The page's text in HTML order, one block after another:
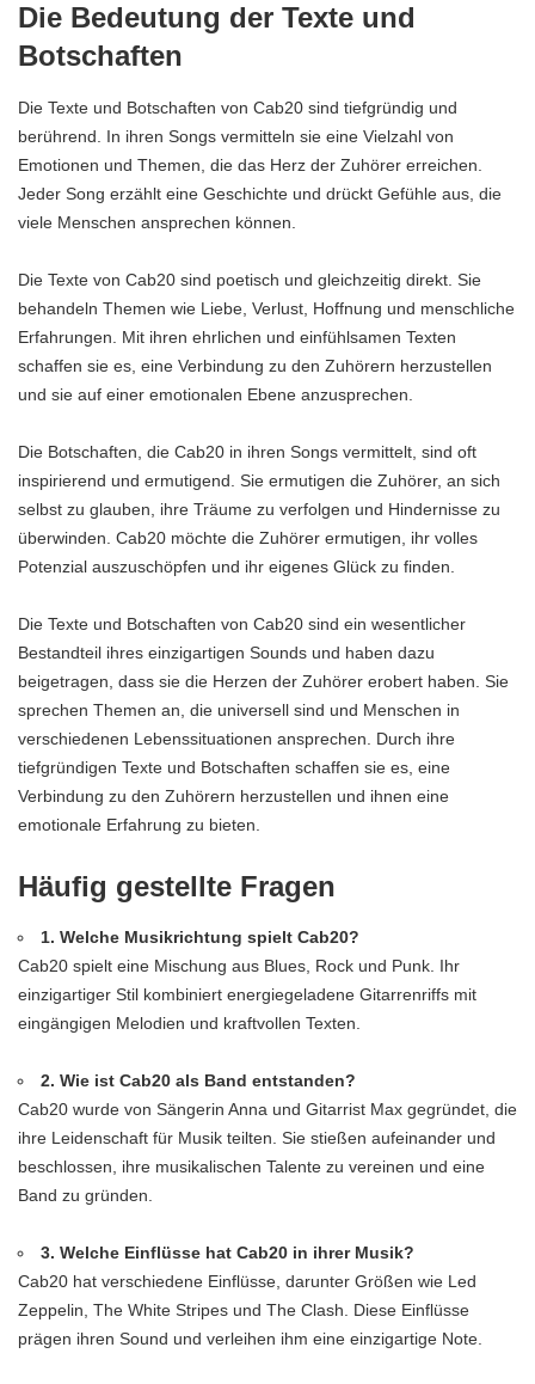
Die Bedeutung der Texte und
Botschaften
Die Texte und Botschaften von Cab20 sind tiefgründig und
berührend. In ihren Songs vermitteln sie eine Vielzahl von
Emotionen und Themen, die das Herz der Zuhörer erreichen.
Jeder Song erzählt eine Geschichte und drückt Gefühle aus, die
viele Menschen ansprechen können.
Die Texte von Cab20 sind poetisch und gleichzeitig direkt. Sie
behandeln Themen wie Liebe, Verlust, Hoffnung und menschliche
Erfahrungen. Mit ihren ehrlichen und einfühlsamen Texten
schaffen sie es, eine Verbindung zu den Zuhörern herzustellen
und sie auf einer emotionalen Ebene anzusprechen.
Die Botschaften, die Cab20 in ihren Songs vermittelt, sind oft
inspirierend und ermutigend. Sie ermutigen die Zuhörer, an sich
selbst zu glauben, ihre Träume zu verfolgen und Hindernisse zu
überwinden. Cab20 möchte die Zuhörer ermutigen, ihr volles
Potenzial auszuschöpfen und ihr eigenes Glück zu finden.
Die Texte und Botschaften von Cab20 sind ein wesentlicher
Bestandteil ihres einzigartigen Sounds und haben dazu
beigetragen, dass sie die Herzen der Zuhörer erobert haben. Sie
sprechen Themen an, die universell sind und Menschen in
verschiedenen Lebenssituationen ansprechen. Durch ihre
tiefgründigen Texte und Botschaften schaffen sie es, eine
Verbindung zu den Zuhörern herzustellen und ihnen eine
emotionale Erfahrung zu bieten.
Häufig gestellte Fragen
1. Welche Musikrichtung spielt Cab20?
Cab20 spielt eine Mischung aus Blues, Rock und Punk. Ihr
einzigartiger Stil kombiniert energiegeladene Gitarrenriffs mit
eingängigen Melodien und kraftvollen Texten.
2. Wie ist Cab20 als Band entstanden?
Cab20 wurde von Sängerin Anna und Gitarrist Max gegründet, die
ihre Leidenschaft für Musik teilten. Sie stießen aufeinander und
beschlossen, ihre musikalischen Talente zu vereinen und eine
Band zu gründen.
3. Welche Einflüsse hat Cab20 in ihrer Musik?
Cab20 hat verschiedene Einflüsse, darunter Größen wie Led
Zeppelin, The White Stripes und The Clash. Diese Einflüsse
prägen ihren Sound und verleihen ihm eine einzigartige Note.